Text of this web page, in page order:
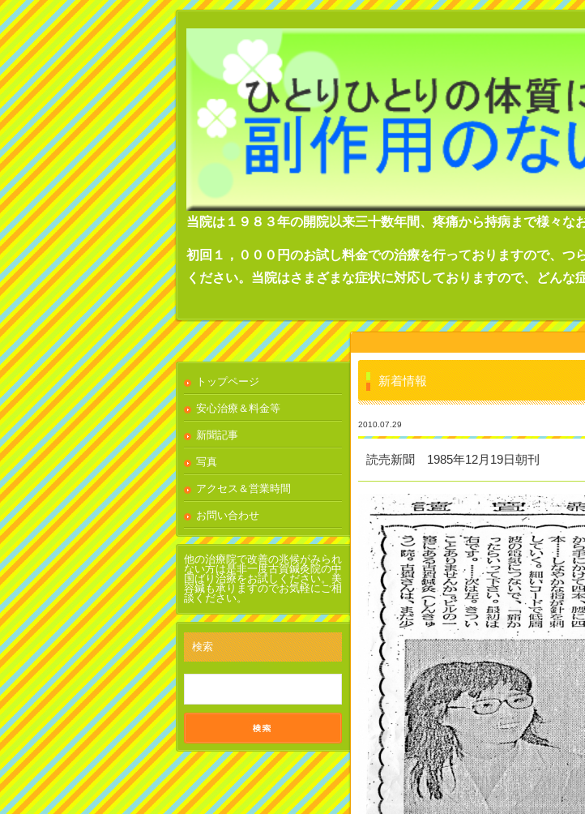
当院は１９８３年の開院以来三十数年間、疼痛から持病まで様々な
初回１，０００円のお試し料金での治療を行っておりますので、つ
ください。当院はさまざまな症状に対応しておりますので、どんな
新着情報
2010.07.29
読売新聞 1985年12月19日朝刊
トップページ
安心治療＆料金等
新聞記事
写真
アクセス＆営業時間
お問い合わせ
他の治療院で改善の兆候がみられ
ない方は是非一度古賀鍼灸院の中
国ばり治療をお試しください。美
容鍼も承りますのでお気軽にご相
談ください。
検索